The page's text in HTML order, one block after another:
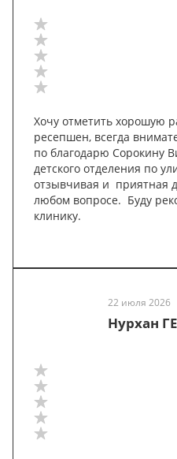
Хочу отметить хорошую
ресепшен, всегда
по благодарю Сорокину
детского отделения по
отзывчивая и приятная
любом вопросе. Буду
клинику.
22 июля 2026
Нурхан